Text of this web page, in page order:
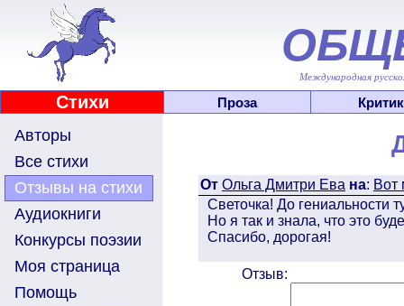
Международная
Стихи Проза
Авторы
Все стихи
Отзывы на стихи
Аудиокниги
Конкурсы поэзии
Моя страница
Помощь
От Ольга Дмитри Ева на: Вот
Светочка! До гениальности
Но я так и знала, что это
Спасибо, дорогая!
Отзыв: